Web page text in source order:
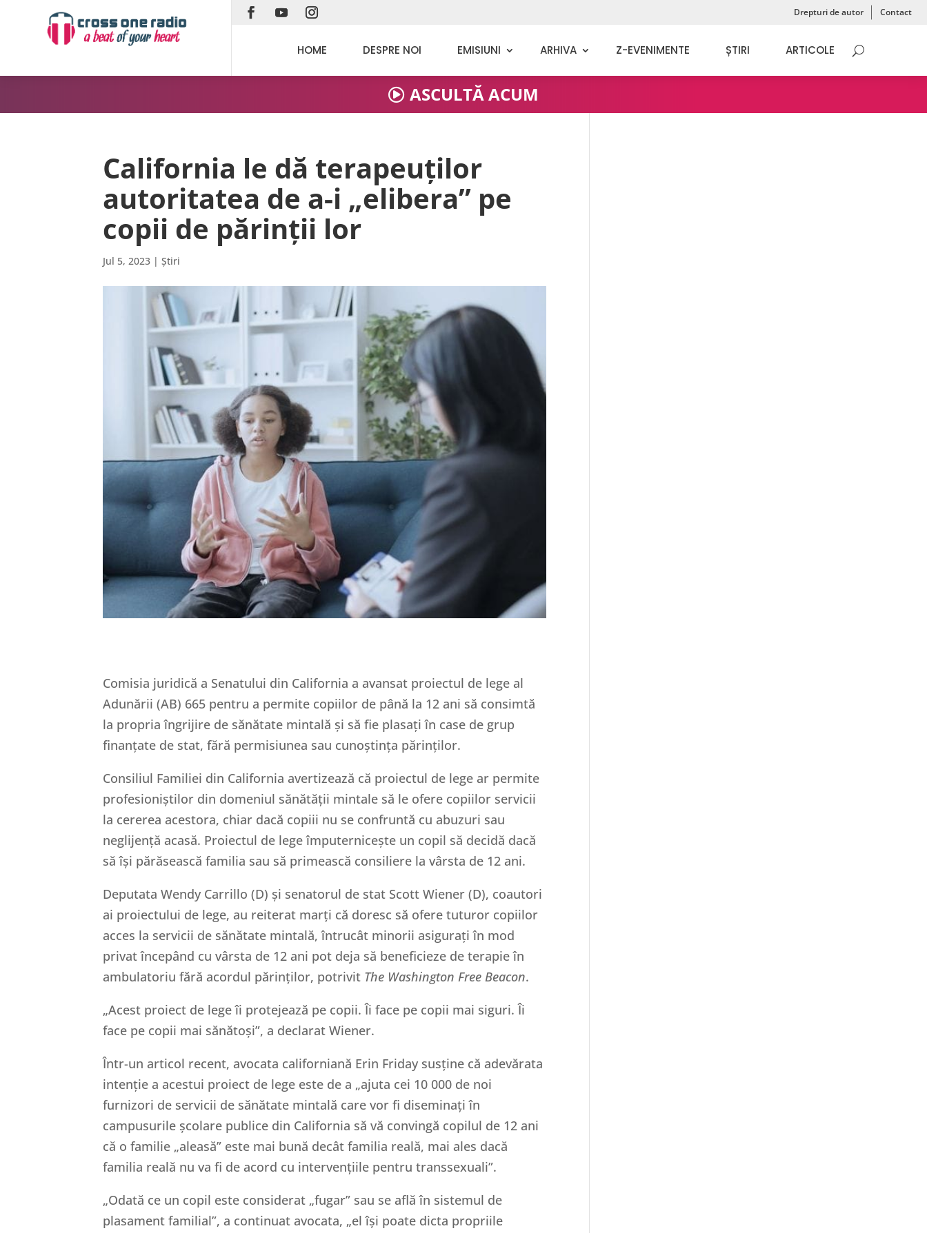
Drepturi de autor Contact
HOME DESPRE NOI EMISIUNI ARHIVA Z-EVENIMENTE ȘTIRI ARTICOLE
ASCULTĂ ACUM
California le dă terapeuților
autoritatea de a-i „elibera” pe
copii de părinții lor
Jul 5, 2023 |Știri
Comisia juridică a Senatului din California a avansat proiectul de lege al
Adunării (AB) 665 pentru a permite copiilor de până la 12 ani să consimtă
la propria îngrijire de sănătate mintală și să fie plasați în case de grup
finanțate de stat, fără permisiunea sau cunoștința părinților.
Consiliul Familiei din California avertizează că proiectul de lege ar permite
profesioniștilor din domeniul sănătății mintale să le ofere copiilor servicii
la cererea acestora, chiar dacă copiii nu se confruntă cu abuzuri sau
neglijență acasă. Proiectul de lege împuternicește un copil să decidă dacă
să își părăsească familia sau să primească consiliere la vârsta de 12 ani.
Deputata Wendy Carrillo (D) și senatorul de stat Scott Wiener (D), coautori
ai proiectului de lege, au reiterat marți că doresc să ofere tuturor copiilor
acces la servicii de sănătate mintală, întrucât minorii asigurați în mod
privat începând cu vârsta de 12 ani pot deja să beneficieze de terapie în
ambulatoriu fără acordul părinților, potrivit The Washington Free Beacon.
„Acest proiect de lege îi protejează pe copii. Îi face pe copii mai siguri. Îi
face pe copii mai sănătoși”, a declarat Wiener.
Într-un articol recent, avocata californiană Erin Friday susține că adevărata
intenție a acestui proiect de lege este de a „ajuta cei 10 000 de noi
furnizori de servicii de sănătate mintală care vor fi diseminați în
campusurile școlare publice din California să vă convingă copilul de 12 ani
că o familie „aleasă” este mai bună decât familia reală, mai ales dacă
familia reală nu va fi de acord cu intervențiile pentru transsexuali”.
„Odată ce un copil este considerat „fugar” sau se află în sistemul de
plasament familial”, a continuat avocata, „el își poate dicta propriile